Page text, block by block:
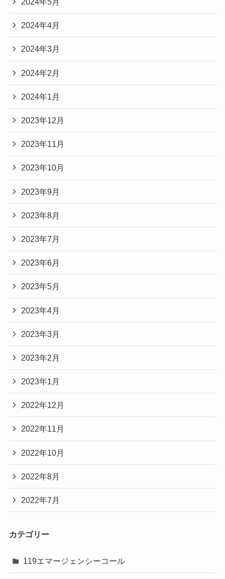
2024年4月
2024年3月
2024年2月
2024年1月
2023年12月
2023年11月
2023年10月
2023年9月
2023年8月
2023年7月
2023年6月
2023年5月
2023年4月
2023年3月
2023年2月
2023年1月
2022年12月
2022年11月
2022年10月
2022年8月
2022年7月
カテゴリー
119エマージェンシーコール